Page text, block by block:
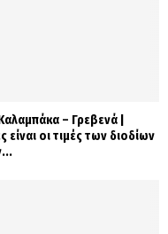
– Γρεβενά |
είναι οι τιμές των διοδίων